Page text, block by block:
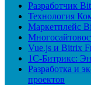
Разработчик
Технология
Маркетплейс
Vue.js и Bitrix
1С-Битрикс:
Разработка и
проектов